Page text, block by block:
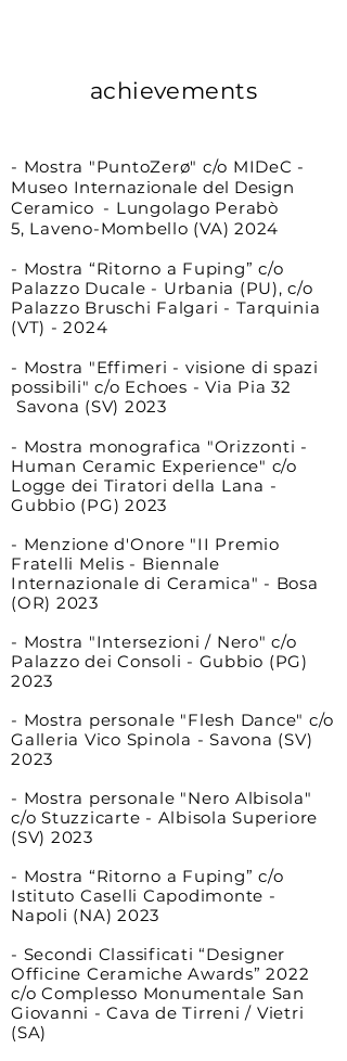
achievements
- Mostra "PuntoZerø" c/o MIDeC -
Museo Internazionale del Design
Ceramico - Lungolago Perabò
5, Laveno-Mombello (VA) 2024
- Mostra “Ritorno a Fuping” c/o
Palazzo Ducale - Urbania (PU), c/o
Palazzo Bruschi Falgari - Tarquinia
(VT) - 2024
- Mostra "Effimeri - visione di spazi
possibili" c/o Echoes - Via Pia 32
Savona (SV) 2023
- Mostra monografica "Orizzonti -
Human Ceramic Experience" c/o
Logge dei Tiratori della Lana -
Gubbio (PG) 2023
- Menzione d'Onore "II Premio
Fratelli Melis - Biennale
Internazionale di Ceramica" - Bosa
(OR) 2023
- Mostra "Intersezioni / Nero" c/o
Palazzo dei Consoli - Gubbio (PG)
2023
- Mostra personale "Flesh Dance" c/o
Galleria Vico Spinola - Savona (SV)
2023
- Mostra personale "Nero Albisola"
c/o Stuzzicarte - Albisola Superiore
(SV) 2023
- Mostra “Ritorno a Fuping” c/o
Istituto Caselli Capodimonte -
Napoli (NA) 2023
- Secondi Classificati “Designer
Officine Ceramiche Awards” 2022
c/o Complesso Monumentale San
Giovanni - Cava de Tirreni / Vietri
(SA)